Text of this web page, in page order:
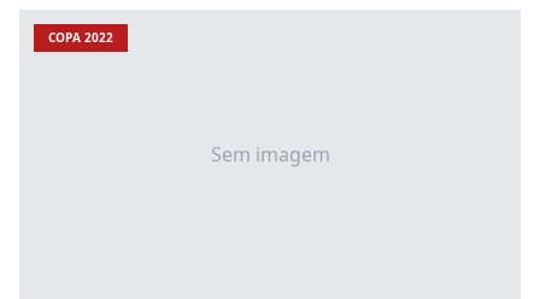
Sem imagem
COPA 2022